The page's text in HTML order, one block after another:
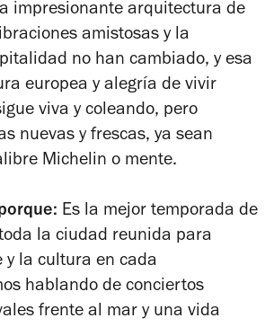
impresionante arquitectura de
amistosas y la
no han cambiado, y esa
europea y alegría de vivir
viva y coleando, pero
nuevas y frescas, ya sean
Michelin o mente.
Es la mejor temporada de
la ciudad reunida para
y la cultura en cada
hablando de conciertos
frente al mar y una vida